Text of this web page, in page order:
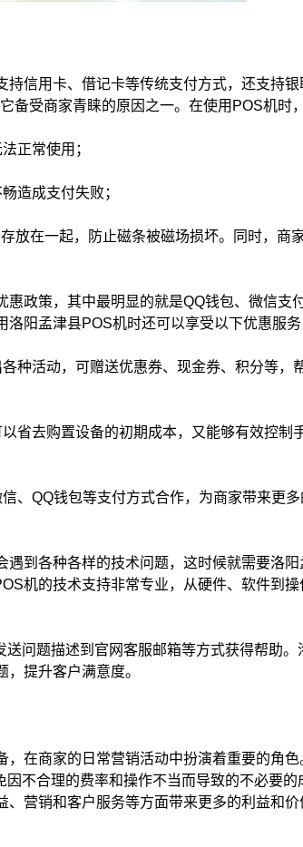
信用卡、借记卡等传统支付方式，还支持
备受商家青睐的原因之一。在使用POS机时
正常使用；
造成支付失败；
放在一起，防止磁条被磁场损坏。同时，商
政策，其中最明显的就是QQ钱包、微信支
阳孟津县POS机时还可以享受以下优惠服务
种活动，可赠送优惠券、现金券、积分等，
省去购置设备的初期成本，又能够有效控制
、QQ钱包等支付方式合作，为商家带来更多
到各种各样的技术问题，这时候就需要洛
机的技术支持非常专业，从硬件、软件到
问题描述到官网客服邮箱等方式获得帮助
提升客户满意度。
在商家的日常营销活动中扮演着重要的角
不合理的费率和操作不当而导致的不必要的
营销和客户服务等方面带来更多的利益和